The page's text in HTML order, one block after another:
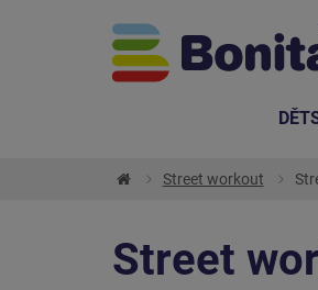
Street workout
Street